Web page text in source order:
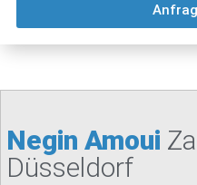
Negin Amoui
Düsseldorf